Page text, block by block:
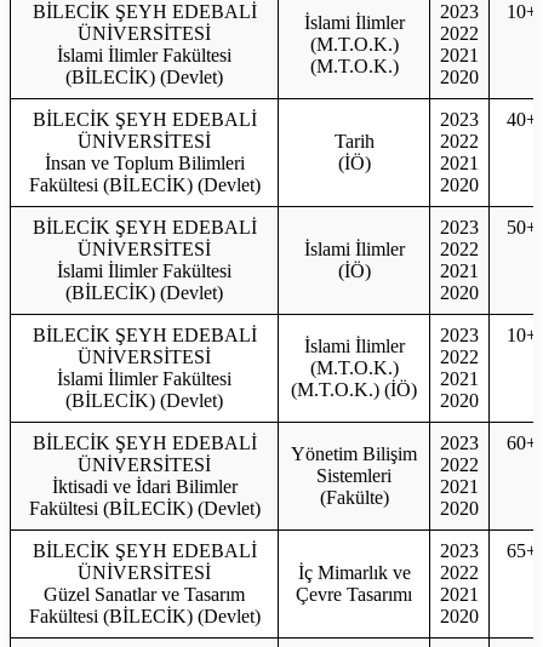
BİLECİK ŞEYH EDEBALİ
ÜNİVERSİTESİ
İslami İlimler Fakültesi
(BİLECİK) (Devlet)
İslami İlimler
(M.T.O.K.)
(M.T.O.K.)
2023
2022
2021
2020
BİLECİK ŞEYH EDEBALİ
ÜNİVERSİTESİ
İnsan ve Toplum Bilimleri
Fakültesi (BİLECİK) (Devlet)
Tarih
(İÖ)
2023
2022
2021
2020
BİLECİK ŞEYH EDEBALİ
ÜNİVERSİTESİ
İslami İlimler Fakültesi
(BİLECİK) (Devlet)
İslami İlimler
(İÖ)
2023
2022
2021
2020
BİLECİK ŞEYH EDEBALİ
ÜNİVERSİTESİ
İslami İlimler Fakültesi
(BİLECİK) (Devlet)
İslami İlimler
(M.T.O.K.)
(M.T.O.K.) (İÖ)
2023
2022
2021
2020
BİLECİK ŞEYH EDEBALİ
ÜNİVERSİTESİ
İktisadi ve İdari Bilimler
Fakültesi (BİLECİK) (Devlet)
Yönetim Bilişim
Sistemleri
(Fakülte)
2023
2022
2021
2020
BİLECİK ŞEYH EDEBALİ
ÜNİVERSİTESİ
Güzel Sanatlar ve Tasarım
Fakültesi (BİLECİK) (Devlet)
İç Mimarlık ve
Çevre Tasarımı
2023
2022
2021
2020